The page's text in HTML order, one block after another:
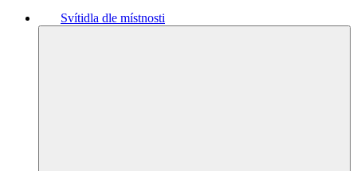
Svítidla dle místnosti